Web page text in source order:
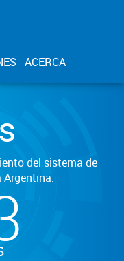
ACERCA
del sistema de